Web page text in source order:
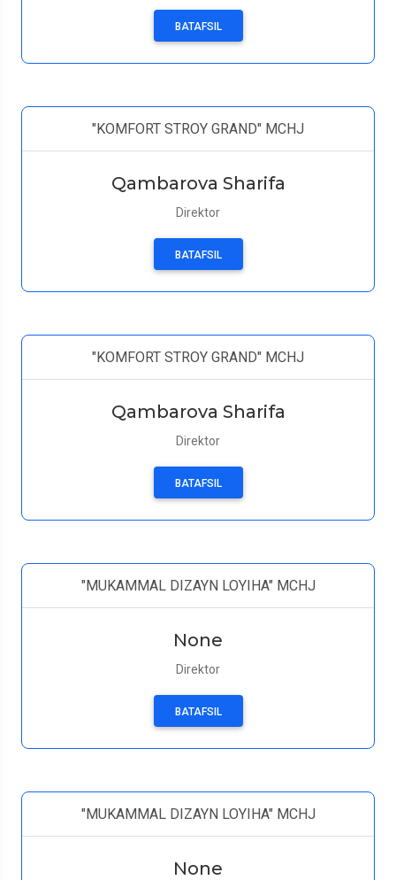
BATAFSIL
"KOMFORT STROY GRAND" MCHJ
Qambarova Sharifa
Direktor
BATAFSIL
"KOMFORT STROY GRAND" MCHJ
Qambarova Sharifa
Direktor
BATAFSIL
"MUKAMMAL DIZAYN LOYIHA" MCHJ
None
Direktor
BATAFSIL
"MUKAMMAL DIZAYN LOYIHA" MCHJ
None